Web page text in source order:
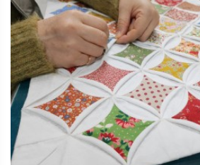
퀼트
2025.12.25오산한국문화센터